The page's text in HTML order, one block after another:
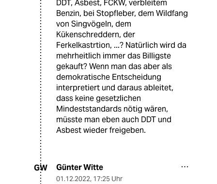
DDT, Asbest, FCKW, verbleitem
Benzin, bei Stopfleber, dem Wildfang
von Singvögeln, dem
Kükenschreddern, der
Ferkelkastrtion, ...? Natürlich wird da
mehrheitlich immer das Billigste
gekauft? Wenn man das aber als
demokratische Entscheidung
interpretiert und daraus ableitet,
dass keine gesetzlichen
Mindeststandards nötig wären,
müsste man eben auch DDT und
Asbest wieder freigeben.
GW Günter Witte
01.12.2022, 17:25 Uhr